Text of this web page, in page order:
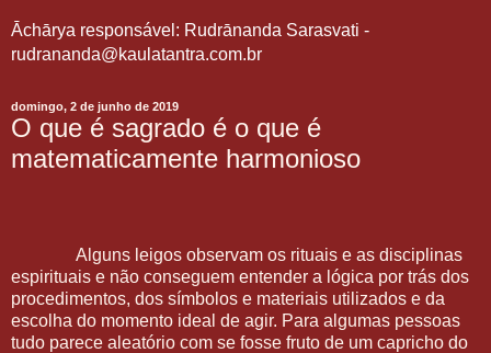
Āchārya responsável: Rudrānanda Sarasvati -
rudrananda@kaulatantra.com.br
domingo, 2 de junho de 2019
O que é sagrado é o que é
matematicamente harmonioso
Alguns leigos observam os rituais e as disciplinas
espirituais e não conseguem entender a lógica por trás dos
procedimentos, dos símbolos e materiais utilizados e da
escolha do momento ideal de agir. Para algumas pessoas
tudo parece aleatório com se fosse fruto de um capricho do